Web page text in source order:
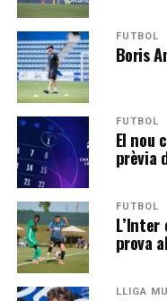
FUTBOL
Boris
FUTBOL
El nou
prèvia
FUTBOL
prova
LLIGA